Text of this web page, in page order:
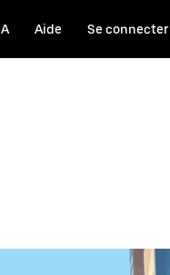
Aide Se connecter